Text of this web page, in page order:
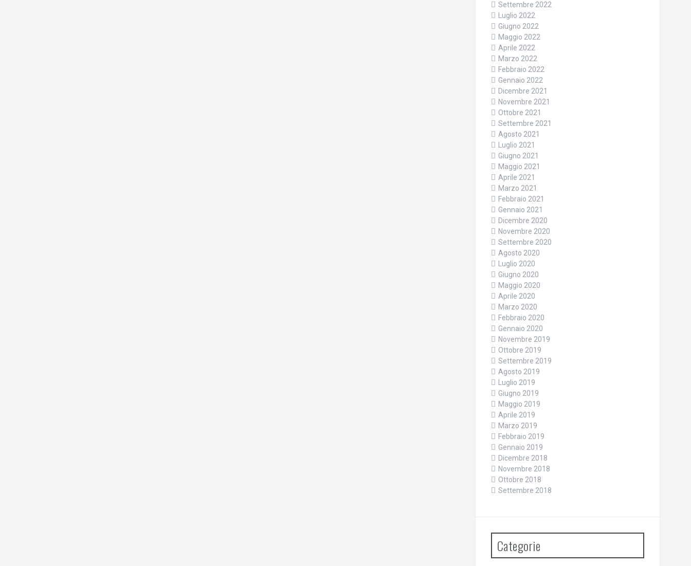
Settembre 2022
Luglio 2022
Giugno 2022
Maggio 2022
Aprile 2022
Marzo 2022
Febbraio 2022
Gennaio 2022
Dicembre 2021
Novembre 2021
Ottobre 2021
Settembre 2021
Agosto 2021
Luglio 2021
Giugno 2021
Maggio 2021
Aprile 2021
Marzo 2021
Febbraio 2021
Gennaio 2021
Dicembre 2020
Novembre 2020
Settembre 2020
Agosto 2020
Luglio 2020
Giugno 2020
Maggio 2020
Aprile 2020
Marzo 2020
Febbraio 2020
Gennaio 2020
Novembre 2019
Ottobre 2019
Settembre 2019
Agosto 2019
Luglio 2019
Giugno 2019
Maggio 2019
Aprile 2019
Marzo 2019
Febbraio 2019
Gennaio 2019
Dicembre 2018
Novembre 2018
Ottobre 2018
Settembre 2018
Categorie